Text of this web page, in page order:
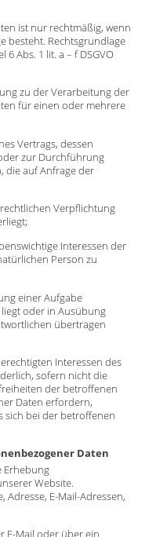
ist nur rechtmäßig, wenn
besteht. Rechtsgrundlage
Abs. 1 lit. a – f DSGVO
zu der Verarbeitung der
für einen oder mehrere
Vertrags, dessen
zur Durchführung
die auf Anfrage der
Verpflichtung
Interessen der
Person zu
einer Aufgabe
oder in Ausübung
übertragen
Interessen des
sofern nicht die
der betroffenen
Daten erfordern,
sich bei der betroffenen
Daten
Erhebung
Website.
Adresse, E-Mail-Adressen,
E-Mail oder über ein